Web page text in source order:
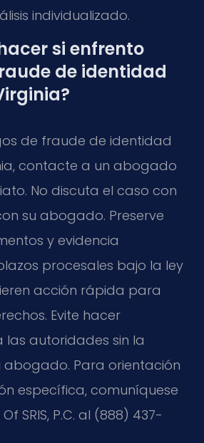
individualizado.
si enfrento
de identidad
de fraude de identidad
contacte a un abogado
No discuta el caso con
su abogado. Preserve
y evidencia
procesales bajo la ley
acción rápida para
Evite hacer
las autoridades sin la
abogado. Para orientación
específica, comuníquese
SRIS, P.C. al (888) 437-